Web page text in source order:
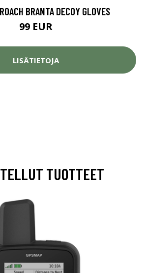
BRANTA DECOY GLOVES
99 EUR
LISÄTIETOJA
TUOTTEET